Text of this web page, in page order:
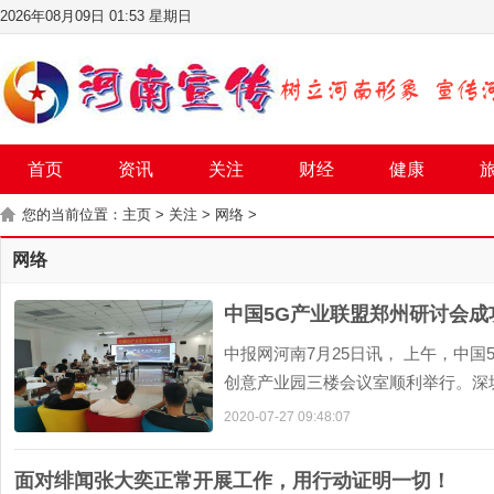
2026年08月09日 01:53 星期日
首页 资讯 关注 财经 健康
您的当前位置： 主页 > 关注 > 网络 >
网络
中国5G产业联盟郑州研讨会成
中报网河南7月25日讯， 上午，中
创意产业园三楼会议室顺利举行。
州佰腾科技有限公司董事长裴丽、国
2020-07-27 09:48:07
面对绯闻张大奕正常开展工作，用行动证明一切！